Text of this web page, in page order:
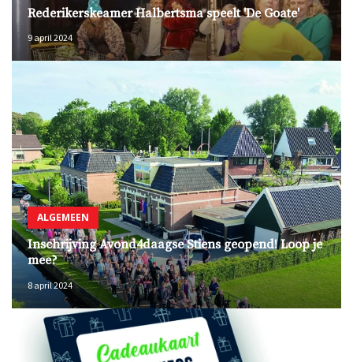
Rederikerskeamer Halbertsma speelt 'De Goate'
9 april 2024
ALGEMEEN
Inschrijving Avond4daagse Stiens geopend! Loop je
mee?
8 april 2024